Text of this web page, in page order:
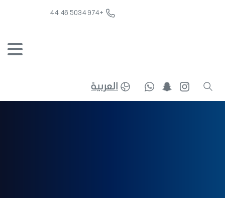
+974 5034 46 44
العربية